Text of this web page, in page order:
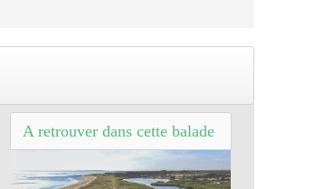
A retrouver dans cette balade